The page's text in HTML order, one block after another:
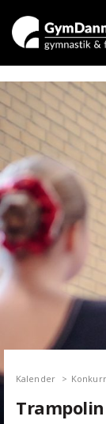
Kalender
Trampolin